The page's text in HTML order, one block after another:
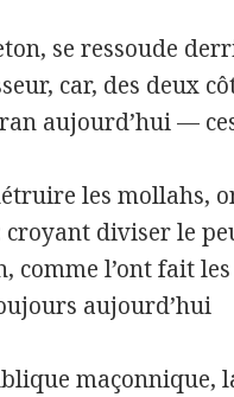
se ressoude
car, des deux
aujourd’hui —
les mollahs,
diviser le
comme l’ont fait
aujourd’hui
maçonnique,